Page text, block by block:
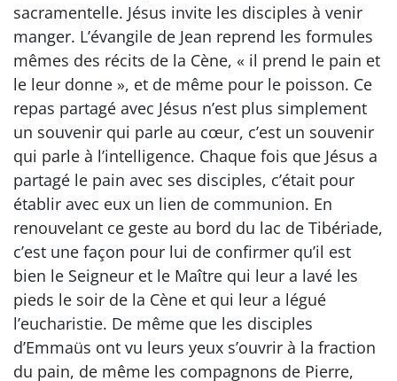
sacramentelle. Jésus invite les disciples à venir
manger. L’évangile de Jean reprend les formules
mêmes des récits de la Cène, « il prend le pain et
le leur donne », et de même pour le poisson. Ce
repas partagé avec Jésus n’est plus simplement
un souvenir qui parle au cœur, c’est un souvenir
qui parle à l’intelligence. Chaque fois que Jésus a
partagé le pain avec ses disciples, c’était pour
établir avec eux un lien de communion. En
renouvelant ce geste au bord du lac de Tibériade,
c’est une façon pour lui de confirmer qu’il est
bien le Seigneur et le Maître qui leur a lavé les
pieds le soir de la Cène et qui leur a légué
l’eucharistie. De même que les disciples
d’Emmaüs ont vu leurs yeux s’ouvrir à la fraction
du pain, de même les compagnons de Pierre,